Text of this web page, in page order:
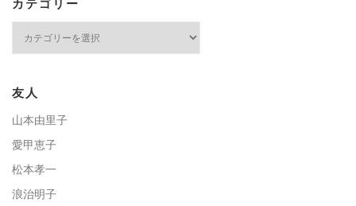
カテゴリー
ー
友人
山本由里子
愛甲恵子
松本孝一
浪治明子